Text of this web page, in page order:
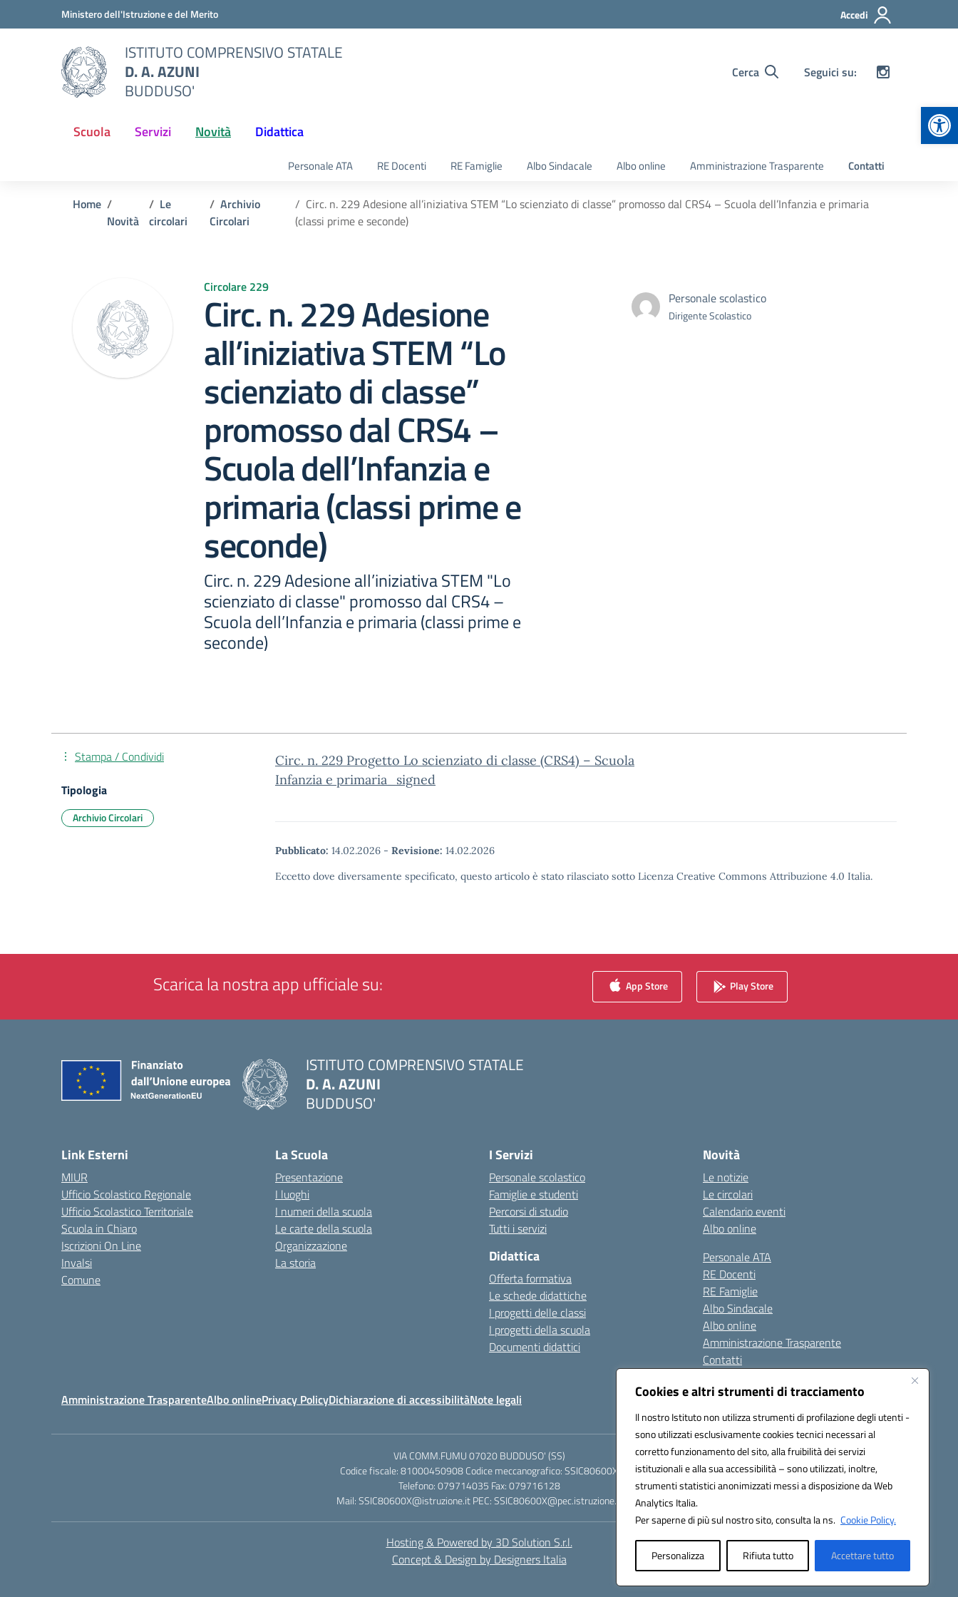
Cookies e altri strumenti di tracciamento
Il nostro Istituto non utilizza strumenti di profilazione degli utenti -
sono utilizzati esclusivamente cookies tecnici necessari al
corretto funzionamento del sito, alla fruibilità dei servizi
istituzionali e alla sua accessibilità – sono utilizzati, inoltre,
strumenti statistici anonimizzati messi a disposizione da Web
Analytics Italia.
Per saperne di più sul nostro sito, consulta la ns. Cookie Policy.
Personalizza Rifiuta tutto Accettare tutto
Vai ai contenuti
Vai al menu di navigazioneMinistero dell'Istruzione e del Merito Accedi
ISTITUTO COMPRENSIVO STATALE
D. A. AZUNI
BUDDUSO'
Cerca Seguici su:
Scuola Servizi Novità Didattica
Personale ATA RE Docenti RE Famiglie Albo Sindacale Albo online Amministrazione Trasparente Contatti
Home
Novità
Le
circolari
Archivio
Circolari
Circ. n. 229 Adesione all’iniziativa STEM “Lo scienziato di classe” promosso dal CRS4 – Scuola dell’Infanzia e primaria
(classi prime e seconde)
Circolare 229
Circ. n. 229 Adesione
all’iniziativa STEM “Lo
scienziato di classe”
promosso dal CRS4 –
Scuola dell’Infanzia e
primaria (classi prime e
seconde)
Circ. n. 229 Adesione all’iniziativa STEM "Lo
scienziato di classe" promosso dal CRS4 –
Scuola dell’Infanzia e primaria (classi prime e
seconde)
Personale scolastico
Dirigente Scolastico
Circ. n. 229 Progetto Lo scienziato di classe (CRS4) – Scuola
Infanzia e primaria_signed
Pubblicato: 14.02.2026 - Revisione: 14.02.2026
Eccetto dove diversamente specificato, questo articolo è stato rilasciato sotto Licenza Creative Commons Attribuzione 4.0 Italia.
Stampa / Condividi
Tipologia
Archivio Circolari
Scarica la nostra app ufficiale su: App Store Play Store
ISTITUTO COMPRENSIVO STATALE
D. A. AZUNI
BUDDUSO'
Link Esterni
MIUR
Ufficio Scolastico Regionale
Ufficio Scolastico Territoriale
Scuola in Chiaro
Iscrizioni On Line
Invalsi
Comune
La Scuola
Presentazione
I luoghi
I numeri della scuola
Le carte della scuola
Organizzazione
La storia
I Servizi
Personale scolastico
Famiglie e studenti
Percorsi di studio
Tutti i servizi
Didattica
Offerta formativa
Le schede didattiche
I progetti delle classi
I progetti della scuola
Documenti didattici
Novità
Le notizie
Le circolari
Calendario eventi
Albo online
Personale ATA
RE Docenti
RE Famiglie
Albo Sindacale
Albo online
Amministrazione Trasparente
Contatti
Amministrazione TrasparenteAlbo onlinePrivacy PolicyDichiarazione di accessibilitàNote legali
VIA COMM.FUMU 07020 BUDDUSO' (SS)
Codice fiscale: 81000450908 Codice meccanografico: SSIC80600X
Telefono: 079714035 Fax: 079716128
Mail: SSIC80600X@istruzione.it PEC: SSIC80600X@pec.istruzione.it
Hosting & Powered by 3D Solution S.r.l.
Concept & Design by Designers Italia